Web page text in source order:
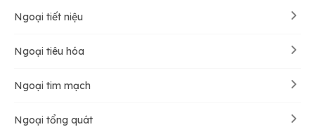
Ngoại tiết niệu
Ngoại tiêu hóa
Ngoại tim mạch
Ngoại tổng quát